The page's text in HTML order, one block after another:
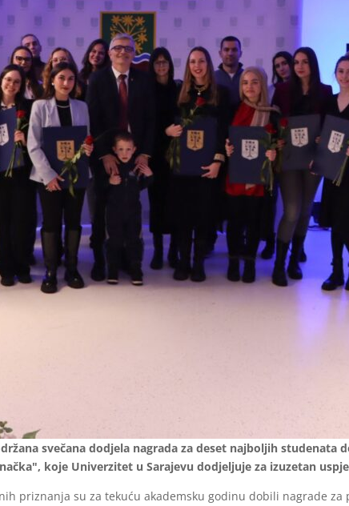
svečana dodjela nagrada za deset najboljih studenata
koje Univerzitet u Sarajevu dodjeljuje za izuzetan
priznanja su za tekuću akademsku godinu dobili nagrade